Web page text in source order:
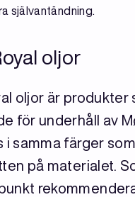
självantändning.
oljor
oljor är produkter
för underhåll av
i samma färger
på materialet.